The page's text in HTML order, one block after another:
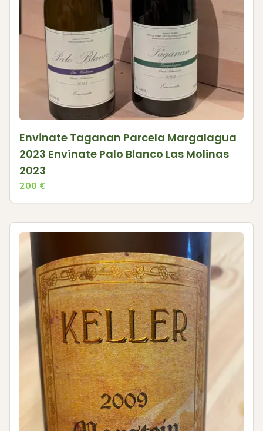
Envinate Taganan Parcela Margalagua
2023 Envínate Palo Blanco Las Molinas
2023
200 €